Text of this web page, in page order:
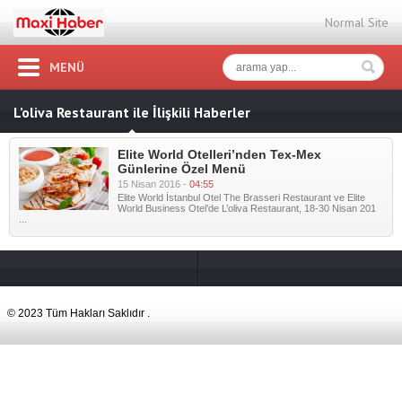
Normal Site
MENÜ
L’oliva Restaurant ile İlişkili Haberler
Elite World Otelleri’nden Tex-Mex
Günlerine Özel Menü
15 Nisan 2016 - 04:55
Elite World İstanbul Otel The Brasseri Restaurant ve Elite
World Business Otel’de L’oliva Restaurant, 18-30 Nisan 201
© 2023 Tüm Hakları Saklıdır .